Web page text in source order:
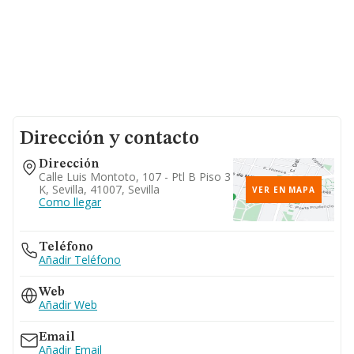
Dirección y contacto
Dirección
Calle Luis Montoto, 107 - Ptl B Piso 3
K, Sevilla, 41007, Sevilla
Como llegar
VER EN MAPA
Teléfono
Añadir Teléfono
Web
Añadir Web
Email
Añadir Email